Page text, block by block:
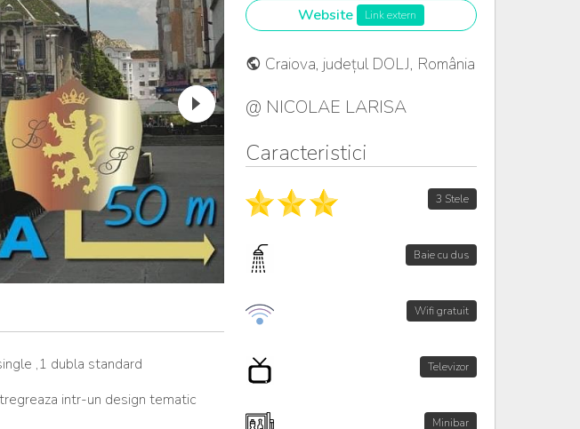
,1 dubla standard
intr-un design tematic
Website Link extern
Craiova, județul DOLJ, România
@ NICOLAE LARISA
Caracteristici
3 Stele
Baie cu dus
Wifi gratuit
Televizor
Minibar